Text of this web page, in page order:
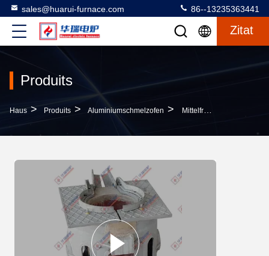
sales@huarui-furnace.com 86--13235363441
Zitat
Produits
Haus > Produits > Aluminiumschmelzofen > Mittelfrequenz-Induktionsschmelzofen Aluminiumgeräte